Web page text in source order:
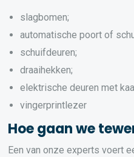
slagbomen;
automatische poort of
schuifdeuren;
draaihekken;
elektrische deuren met
vingerprintlezer
Hoe gaan we
Een van onze experts voert